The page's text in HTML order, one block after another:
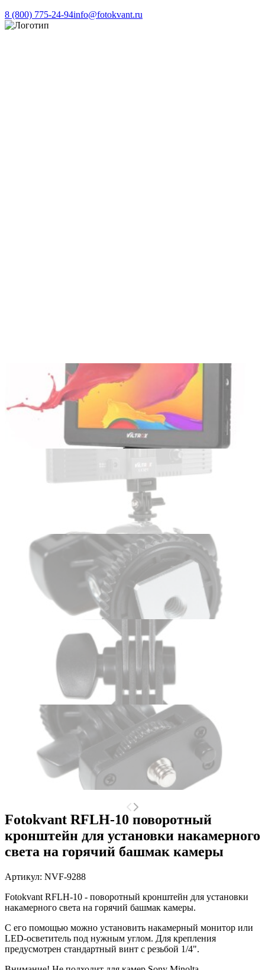
8 (800) 775-24-94info@fotokvant.ru
Fotokvant RFLH-10 поворотный
кронштейн для установки накамерного
света на горячий башмак камеры
Артикул: NVF-9288
Fotokvant RFLH-10 - поворотный кронштейн для установки
накамерного света на горячий башмак камеры.
С его помощью можно установить накамерный монитор или
LED-осветитель под нужным углом. Для крепления
предусмотрен стандартный винт с резьбой 1/4".